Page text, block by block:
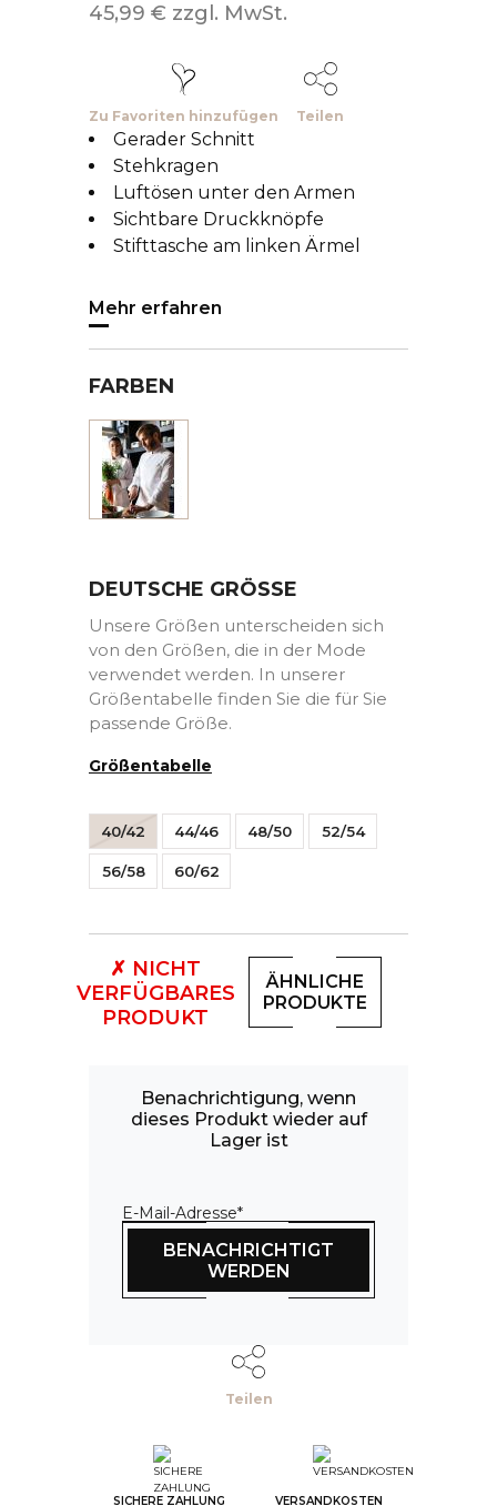
(1 Bewertung)
45,99 € zzgl. MwSt.
Zu Favoriten hinzufügen Teilen
Gerader Schnitt
Stehkragen
Luftösen unter den Armen
Sichtbare Druckknöpfe
Stifttasche am linken Ärmel
Mehr erfahren
FARBEN
DEUTSCHE GRÖSSE
Unsere Größen unterscheiden sich
von den Größen, die in der Mode
verwendet werden. In unserer
Größentabelle finden Sie die für Sie
passende Größe.
Größentabelle
40/42 44/46 48/50 52/54
56/58 60/62
✗ NICHT
VERFÜGBARES
PRODUKT
ÄHNLICHE
PRODUKTE
Benachrichtigung, wenn
dieses Produkt wieder auf
Lager ist
E-Mail-Adresse*
BENACHRICHTIGT
WERDEN
Teilen
Step Color
SICHERE ZAHLUNG VERSANDKOSTEN